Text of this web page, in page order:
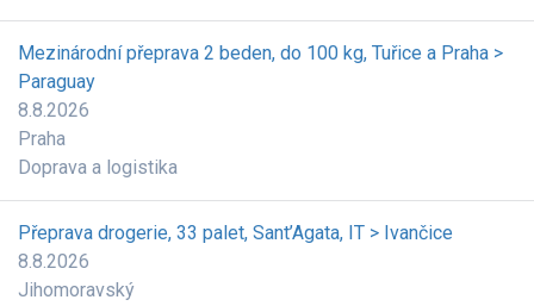
Mezinárodní přeprava 2 beden, do 100 kg, Tuřice a Praha >
Paraguay
8.8.2026
Praha
Doprava a logistika
Přeprava drogerie, 33 palet, Sant’Agata, IT > Ivančice
8.8.2026
Jihomoravský